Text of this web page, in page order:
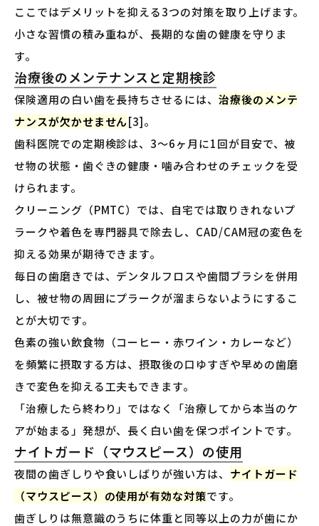
ここではデメリットを抑える3つの対策を取り上げます。
小さな習慣の積み重ねが、長期的な歯の健康を守りま
す。
治療後のメンテナンスと定期検診
保険適用の白い歯を長持ちさせるには、 治療後のメンテ
ナンスが欠かせません[3]。
歯科医院での定期検診は、3〜6ヶ月に1回が目安で、被
せ物の状態・歯ぐきの健康・噛み合わせのチェックを受
けられます。
クリーニング（PMTC）では、自宅では取りきれないプ
ラークや着色を専門器具で除去し、CAD/CAM冠の変色を
抑える効果が期待できます。
毎日の歯磨きでは、デンタルフロスや歯間ブラシを併用
し、被せ物の周囲にプラークが溜まらないようにするこ
とが大切です。
色素の強い飲食物（コーヒー・赤ワイン・カレーなど）
を頻繁に摂取する方は、摂取後の口ゆすぎや早めの歯磨
きで変色を抑える工夫もできます。
「治療したら終わり」ではなく「治療してから本当のケ
アが始まる」発想が、長く白い歯を保つポイントです。
ナイトガード（マウスピース）の使用
夜間の歯ぎしりや食いしばりが強い方は、 ナイトガード
（マウスピース）の使用が有効な対策です。
歯ぎしりは無意識のうちに体重と同等以上の力が歯にか